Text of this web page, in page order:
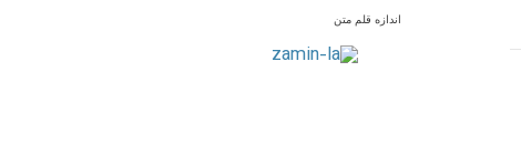
اندازه قلم متن